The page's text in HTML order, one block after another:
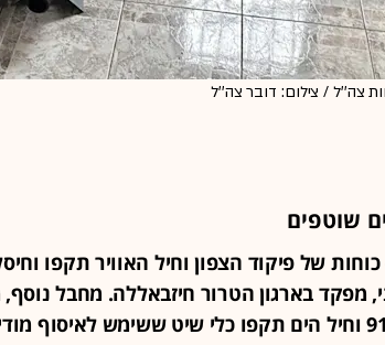
צה''ל / צילום: דובר צה''ל
שוטפים
- כוחות של פיקוד הצפון וחיל האוויר תקפו
מפקד בארגון הטרור חיזבאללה. מחבל